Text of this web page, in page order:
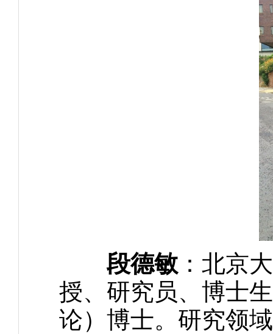
段德敏 ：北京
授、研究员、博士
论）博士。研究领